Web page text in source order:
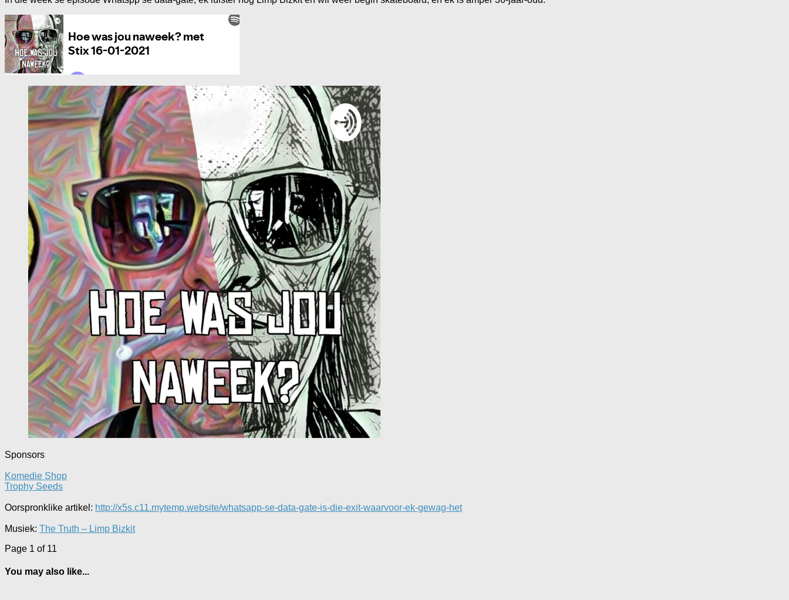
Sponsors
Komedie Shop
Trophy Seeds
Oorspronklike artikel: http://x5s.c11.mytemp.website/whatsapp-se-data-gate-is-die-exit-waarvoor-ek-gewag-het
Musiek: The Truth – Limp Bizkit
Page 1 of 11
You may also like...